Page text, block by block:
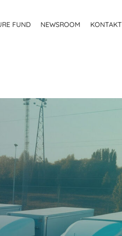
FUND NEWSROOM KONTAKT